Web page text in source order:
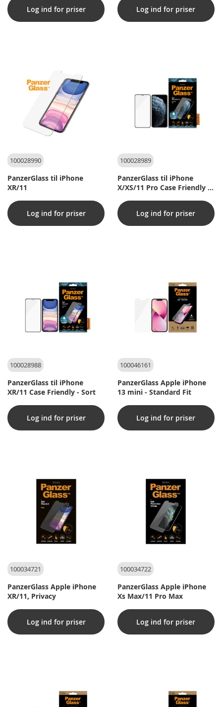
Log ind for priser
Log ind for priser
100028990
PanzerGlass til iPhone
XR/11
Log ind for priser
100028989
PanzerGlass til iPhone
X/XS/11 Pro Case Friendly -
Log ind for priser
100028988
PanzerGlass til iPhone
XR/11 Case Friendly - Sort
Log ind for priser
100046161
PanzerGlass Apple iPhone
13 mini - Standard Fit
Log ind for priser
100034721
PanzerGlass Apple iPhone
XR/11, Privacy
Log ind for priser
100034722
PanzerGlass Apple iPhone
Xs Max/11 Pro Max
Log ind for priser